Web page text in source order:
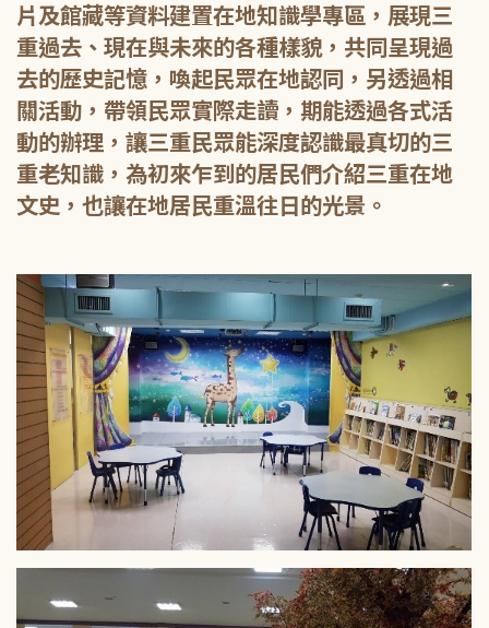
片及館藏等資料建置在地知識學專區，展現三
重過去、現在與未來的各種樣貌，共同呈現過
去的歷史記憶，喚起民眾在地認同，另透過相
關活動，帶領民眾實際走讀，期能透過各式活
動的辦理，讓三重民眾能深度認識最真切的三
重老知識，為初來乍到的居民們介紹三重在地
文史，也讓在地居民重溫往日的光景。